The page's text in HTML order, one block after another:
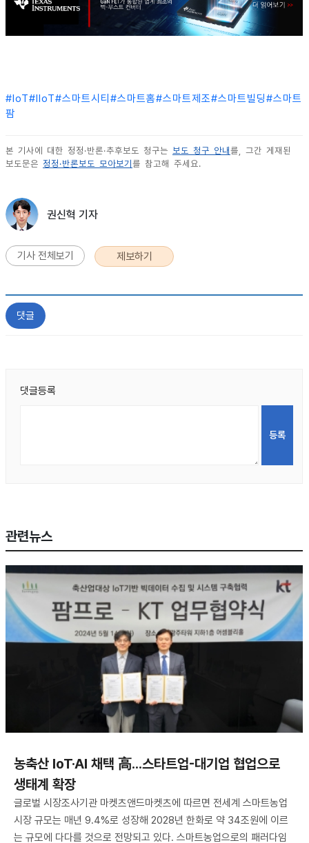
#IoT#IIoT#스마트시티 #스마트홈#스마트제조#스마트빌딩#스마트
팜
본 기사에 대한 정정·반론·추후보도 청구는 보도 청구 안내 를, 그간 게재된
보도문은 정정·반론보도 모아보기 를 참고해 주세요.
권신혁 기자
기사 전체보기 제보하기
댓글
댓글등록
관련뉴스
농축산 IoT·AI 채택 高...스타트업-대기업 협업으로
생태계 확장
글로벌 시장조사기관 마켓츠앤드마켓츠에 따르면 전세계 스마트농업
시장 규모는 매년 9.4%로 성장해 2028년 한화로 약 34조원에 이르
는 규모에 다다를 것으로 전망되고 있다. 스마트농업으로의 패러다임